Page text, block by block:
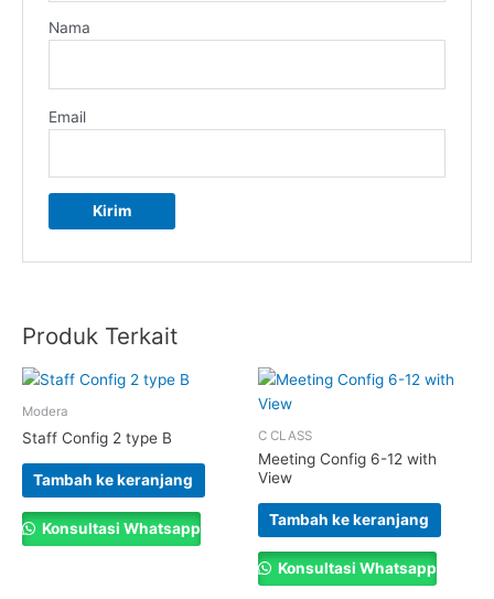
Nama
Email
Produk Terkait
Modera
Staff Config 2 type B
Tambah ke keranjang
Konsultasi Whatsapp
C CLASS
Meeting Config 6-12 with
View
Tambah ke keranjang
Konsultasi Whatsapp